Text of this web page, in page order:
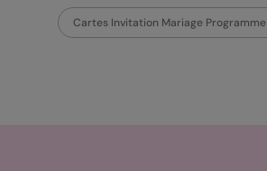
Cartes Invitation Mariage Programme